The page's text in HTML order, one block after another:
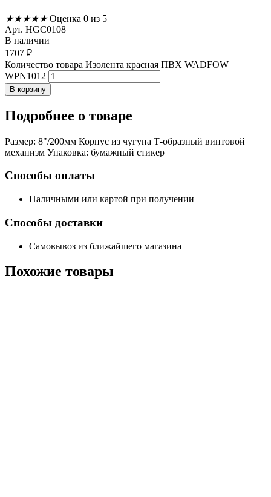
★★★★★ Оценка 0 из 5
Арт. HGC0108
В наличии
1707 ₽
Количество товара Изолента красная ПВХ WADFOW
WPN1012
В корзину
Подробнее о товаре
Размер: 8"/200мм Корпус из чугуна Т-образный винтовой
механизм Упаковка: бумажный стикер
Способы оплаты
Наличными или картой при получении
Способы доставки
Самовывоз из ближайшего магазина
Похожие товары